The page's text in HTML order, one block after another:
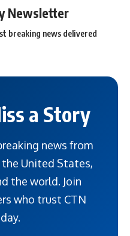
Newsletter
breaking news delivered
a Story
news from
United States,
the world. Join
who trust CTN